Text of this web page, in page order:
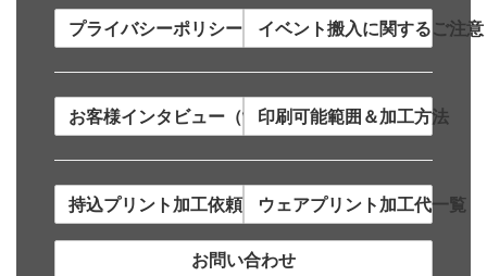
プライバシーポリシー イベント搬入に関するご注意
お客様インタビュー（制作事例）印刷可能範囲＆加工方法
持込プリント加工依頼についてウェアプリント加工代一覧
お問い合わせ